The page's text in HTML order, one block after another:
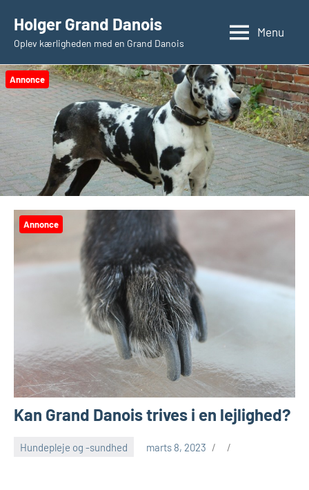
indhold
Holger Grand Danois
Oplev kærligheden med en Grand Danois
Menu
Annonce
Annonce
Kan Grand Danois trives i en lejlighed?
Hundepleje og -sundhed marts 8, 2023